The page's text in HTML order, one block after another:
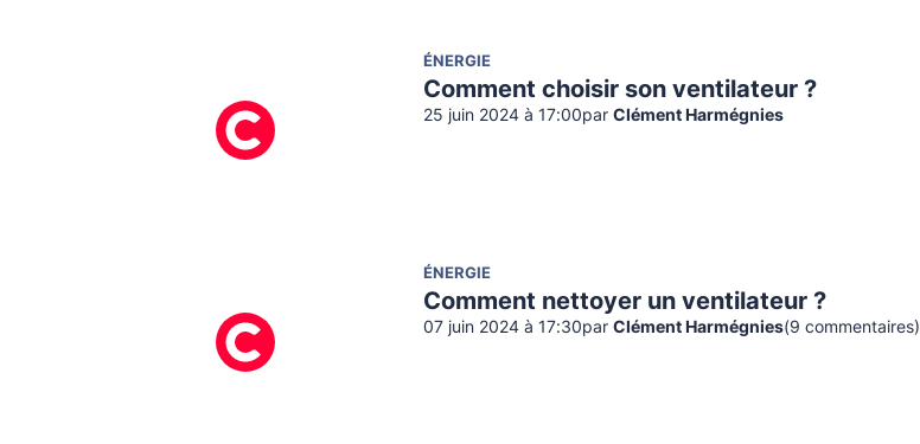
ÉNERGIE
Comment choisir son ventilateur ?
25 juin 2024 à 17:00par Clément Harmégnies
ÉNERGIE
Comment nettoyer un ventilateur ?
07 juin 2024 à 17:30par Clément Harmégnies(9 commentaires)